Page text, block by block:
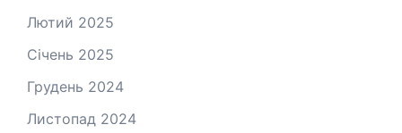
Лютий 2025
Січень 2025
Грудень 2024
Листопад 2024